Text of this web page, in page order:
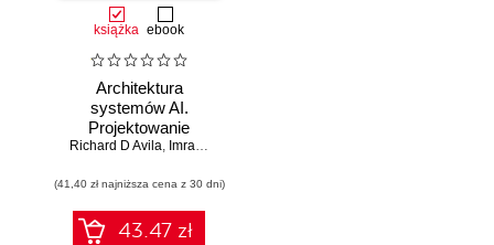
książka ebook
Architektura
systemów AI.
Projektowanie
skalowalnego i
oprogramowania
Richard D Avila, Imran Ahmad
(41,40 zł najniższa cena z 30 dni)
43.47 zł